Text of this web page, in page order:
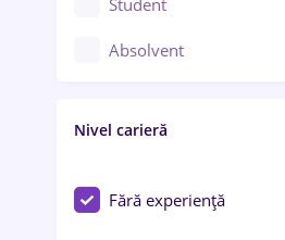
Controlul calității
Educație / Training / Arte
Student
Absolvent
Nivel carieră
Fără experiență